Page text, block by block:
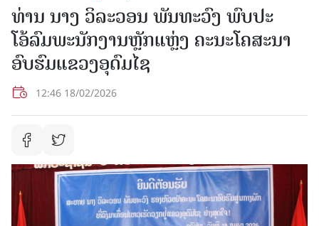
ທ່ານ ນາງ ວິລະວອນ ພັນທະວົງ ພົບປະ
ໂອ້ລົມພະນັກງານຫຼັກແຫຼ່ງ ຄະນະໂຄສະນາ
ອົບຮົມແຂວງອຸດົມໄຊ
12:46 18/02/2026